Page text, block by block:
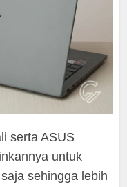
serta ASUS
untuk
sehingga lebih